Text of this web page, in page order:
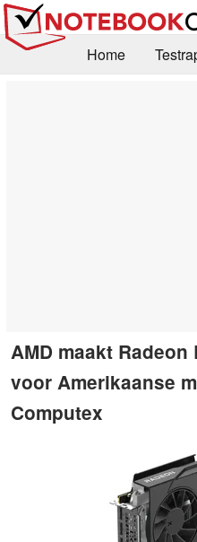
Home
AMD maakt Radeon
voor Amerikaanse
Computex